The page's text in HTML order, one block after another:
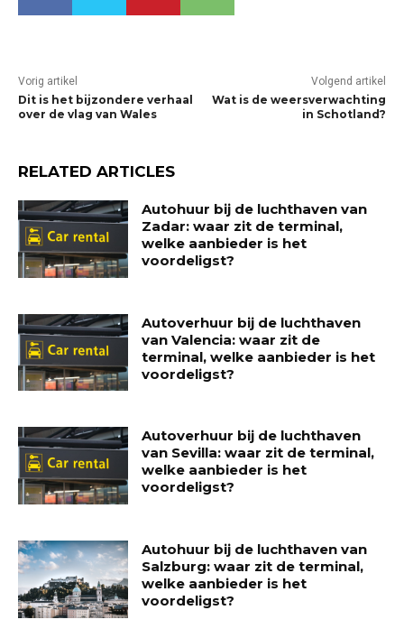
Vorig artikel
Dit is het bijzondere verhaal
over de vlag van Wales
Volgend artikel
Wat is de weersverwachting
in Schotland?
RELATED ARTICLES
Autohuur bij de luchthaven van
Zadar: waar zit de terminal,
welke aanbieder is het
voordeligst?
Autoverhuur bij de luchthaven
van Valencia: waar zit de
terminal, welke aanbieder is het
voordeligst?
Autoverhuur bij de luchthaven
van Sevilla: waar zit de terminal,
welke aanbieder is het
voordeligst?
Autohuur bij de luchthaven van
Salzburg: waar zit de terminal,
welke aanbieder is het
voordeligst?